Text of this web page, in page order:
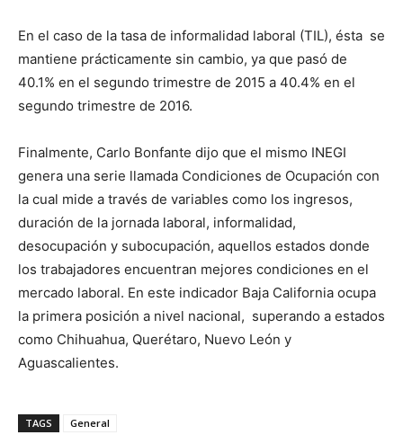
En el caso de la tasa de informalidad laboral (TIL), ésta se
mantiene prácticamente sin cambio, ya que pasó de
40.1% en el segundo trimestre de 2015 a 40.4% en el
segundo trimestre de 2016.
Finalmente, Carlo Bonfante dijo que el mismo INEGI
genera una serie llamada Condiciones de Ocupación con
la cual mide a través de variables como los ingresos,
duración de la jornada laboral, informalidad,
desocupación y subocupación, aquellos estados donde
los trabajadores encuentran mejores condiciones en el
mercado laboral. En este indicador Baja California ocupa
la primera posición a nivel nacional, superando a estados
como Chihuahua, Querétaro, Nuevo León y
Aguascalientes.
TAGS General